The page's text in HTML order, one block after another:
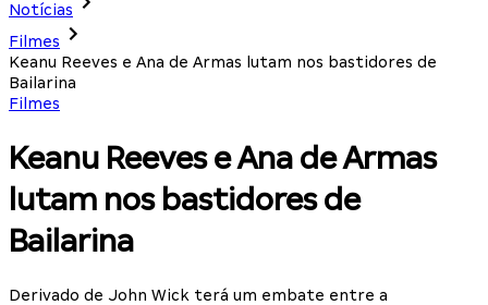
Notícias
Filmes
Keanu Reeves e Ana de Armas lutam nos bastidores de
Bailarina
Filmes
Keanu Reeves e Ana de Armas
lutam nos bastidores de
Bailarina
Derivado de John Wick terá um embate entre a